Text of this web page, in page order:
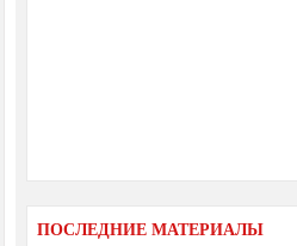
ПОСЛЕДНИЕ МАТЕРИАЛЫ